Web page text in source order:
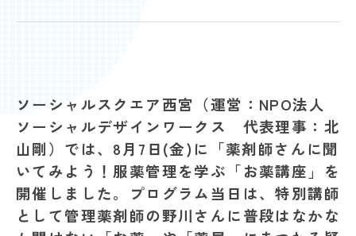
ソーシャルスクエア西宮（運営：NPO法人
ソーシャルデザインワークス 代表理事：北
山剛）では、8月7日(金)に「薬剤師さんに聞
いてみよう！服薬管理を学ぶ「お薬講座」を
開催しました。プログラム当日は、特別講師
として管理薬剤師の野川さんに普段はなかな